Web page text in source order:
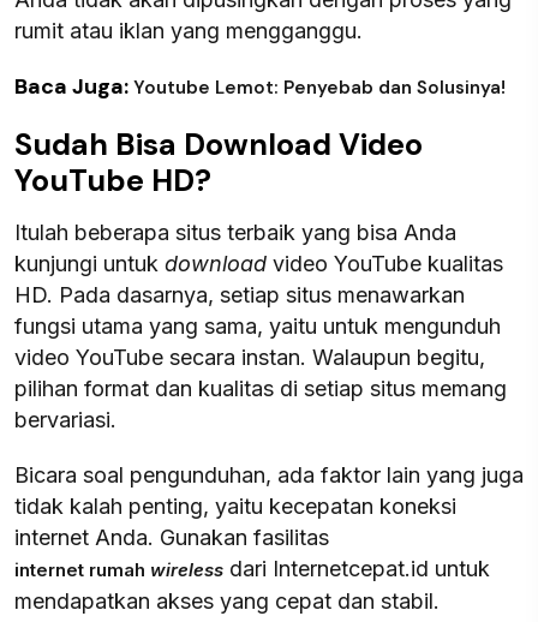
rumit atau iklan yang mengganggu.
Baca Juga: Youtube Lemot: Penyebab dan Solusinya!
Sudah Bisa Download Video
YouTube HD?
Itulah beberapa situs terbaik yang bisa Anda
kunjungi untuk download video YouTube kualitas
HD. Pada dasarnya, setiap situs menawarkan
fungsi utama yang sama, yaitu untuk mengunduh
video YouTube secara instan. Walaupun begitu,
pilihan format dan kualitas di setiap situs memang
bervariasi.
Bicara soal pengunduhan, ada faktor lain yang juga
tidak kalah penting, yaitu kecepatan koneksi
internet Anda. Gunakan fasilitas
internet rumah wireless dari Internetcepat.id untuk
mendapatkan akses yang cepat dan stabil.